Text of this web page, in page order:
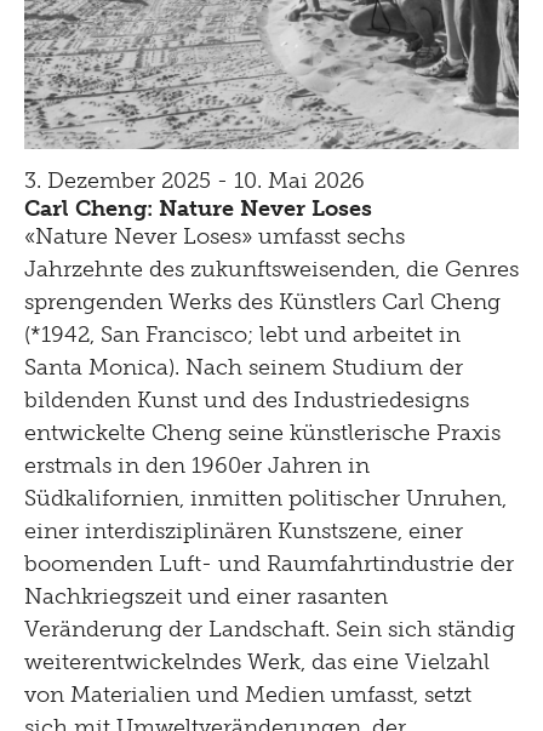
3. Dezember 2025 - 10. Mai 2026
Carl Cheng: Nature Never Loses
«Nature Never Loses» umfasst sechs
Jahrzehnte des zukunftsweisenden, die Genres
sprengenden Werks des Künstlers Carl Cheng
(*1942, San Francisco; lebt und arbeitet in
Santa Monica). Nach seinem Studium der
bildenden Kunst und des Industriedesigns
entwickelte Cheng seine künstlerische Praxis
erstmals in den 1960er Jahren in
Südkalifornien, inmitten politischer Unruhen,
einer interdisziplinären Kunstszene, einer
boomenden Luft- und Raumfahrtindustrie der
Nachkriegszeit und einer rasanten
Veränderung der Landschaft. Sein sich ständig
weiterentwickelndes Werk, das eine Vielzahl
von Materialien und Medien umfasst, setzt